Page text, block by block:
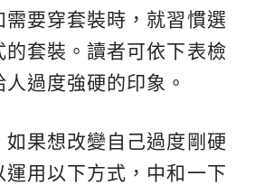
需要穿套裝時，就習慣選
的套裝。讀者可依下表檢
過度強硬的印象。
如果想改變自己過度剛硬
運用以下方式，中和一下